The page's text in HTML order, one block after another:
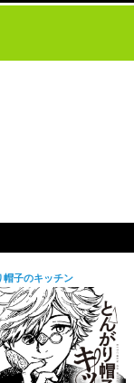
帽子のキッチン